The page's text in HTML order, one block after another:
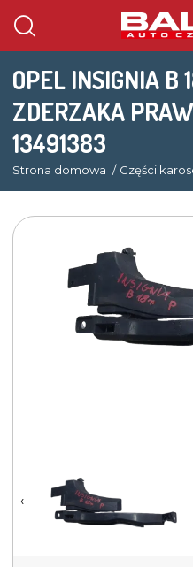
OPEL INSIGNIA B
ZDERZAKA
13491383
Strona domowa Części
‹